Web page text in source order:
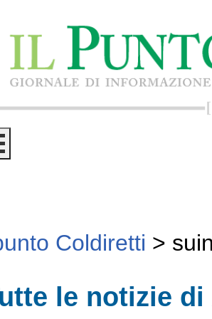
Coldiretti >
le notizie